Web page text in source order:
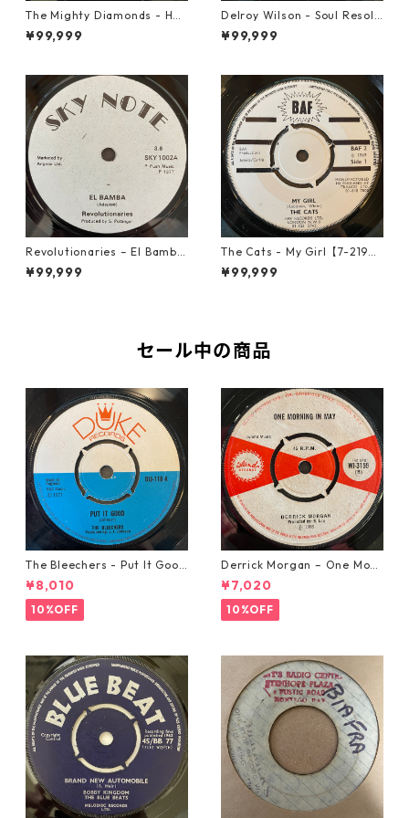
The Mighty Diamonds - Hey
Girl【12-50053】
¥99,999
Delroy Wilson - Soul Resolu
tion【7-21935】
¥99,999
Revolutionaries – El Bamba
【7-21855】
¥99,999
The Cats - My Girl【7-2190
6】
¥99,999
セール中の商品
The Bleechers - Put It Good
【7-21637】
¥8,010
10%OFF
Derrick Morgan – One Morn
ing In May【7-21653】
¥7,020
10%OFF